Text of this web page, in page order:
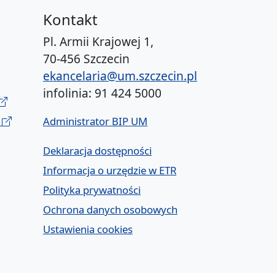
Kontakt
Pl. Armii Krajowej 1,
70-456 Szczecin
ekancelaria@um.szczecin.pl
infolinia: 91 424 5000
Administrator BIP UM
Deklaracja dostępności
Informacja o urzędzie w ETR
Polityka prywatności
Ochrona danych osobowych
Ustawienia cookies